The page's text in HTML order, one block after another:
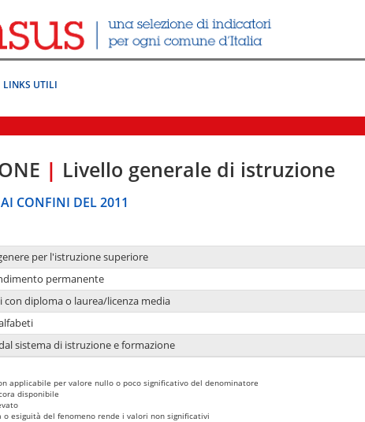
LINKS UTILI
| Livello generale di istruzione
CONFINI DEL 2011
per l'istruzione superiore
permanente
con diploma o laurea/licenza media
sistema di istruzione e formazione
applicabile per valore nullo o poco significativo del denominatore
disponibile
o esiguità del fenomeno rende i valori non significativi